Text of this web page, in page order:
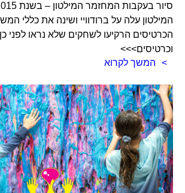
המילטון עלה על ברודוויי ושינה את כללי
הכרטיסים הרקיעו לשחקים שלא נראו לפני
וכרטיסים>>>
המשך לקרוא